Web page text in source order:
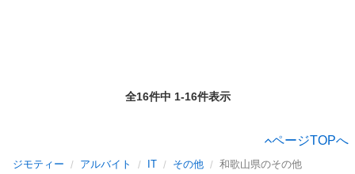
全16件中 1-16件表示
ページTOPへ
ジモティー アルバイト IT その他 和歌山県のその他